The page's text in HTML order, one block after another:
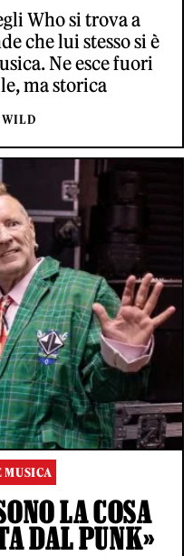
Who si trova a
che lui stesso si è
Ne esce fuori
ma storica
WILD
MUSICA
LA COSA
DAL PUNK»